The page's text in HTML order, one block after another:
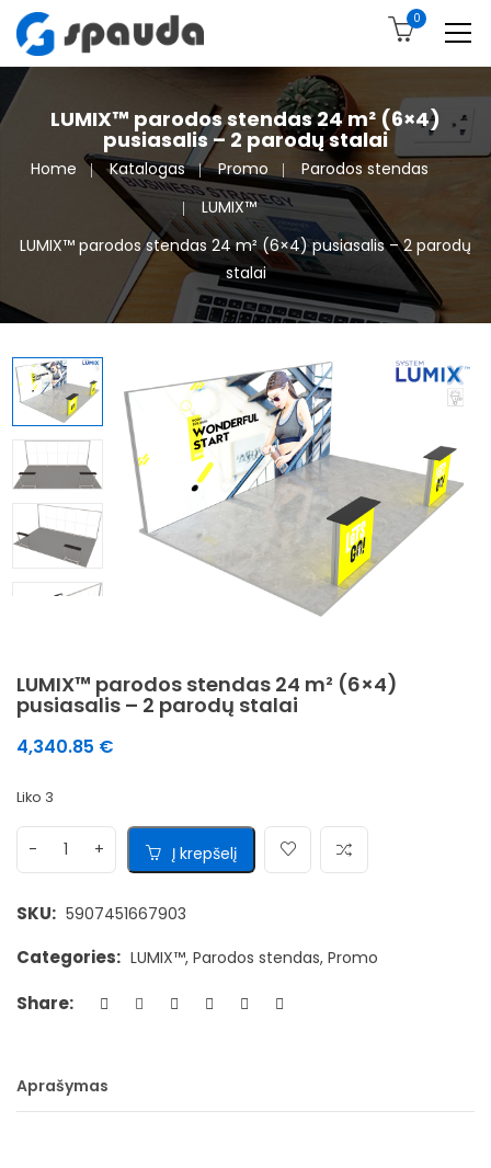
0
LUMIX™ parodos stendas 24 m² (6×4)
pusiasalis – 2 parodų stalai
Home Katalogas Promo
Parodos stendas
LUMIX™
LUMIX™ parodos stendas 24 m² (6×4) pusiasalis – 2 parodų
stalai
LUMIX™ parodos stendas 24 m² (6×4)
pusiasalis – 2 parodų stalai
4,340.85 €
Liko 3
Į krepšelį
SKU: 5907451667903
Categories: LUMIX™, Parodos stendas, Promo
Share:
Aprašymas